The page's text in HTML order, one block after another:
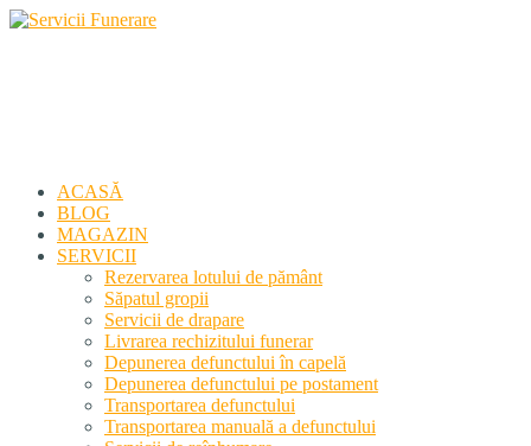
ACASĂ
BLOG
MAGAZIN
SERVICII
Rezervarea lotului de pământ
Săpatul gropii
Servicii de drapare
Livrarea rechizitului funerar
Depunerea defunctului în capelă
Depunerea defunctului pe postament
Transportarea defunctului
Transportarea manuală a defunctului